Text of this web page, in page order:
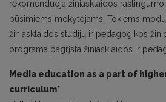
rekomenduoja žiniasklaidos
būsimiems mokytojams. Tokiems
žiniasklaidos studijų ir pedagogikos
programa pagrįsta žiniasklaidos ir
Media education as a part of
curriculum*